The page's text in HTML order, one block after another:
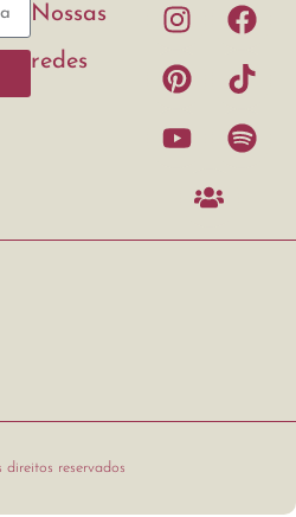
Nossas
redes
direitos reservados